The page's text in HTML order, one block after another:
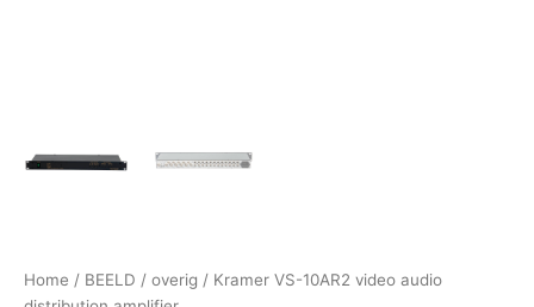
Home / BEELD / overig / Kramer VS-10AR2 video audio